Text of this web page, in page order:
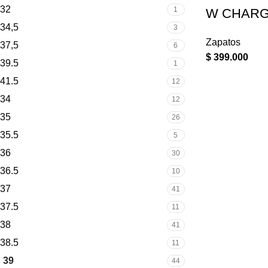
32 1
34,5 3
37,5 6
39.5 1
41.5 12
34 12
35 26
35.5 5
36 30
36.5 10
37 41
37.5 11
38 41
38.5 11
39 44
W
Zapatos
$399.000